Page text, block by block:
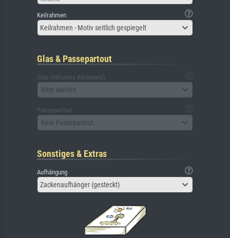
Keilrahmen
Keilrahmen - Motiv seitlich gespiegelt
Glas & Passepartout
Glas (inklusive Rückwand)
Bitte wählen
Passepartout
Kein Passepartout
Sonstiges & Extras
Aufhängung
Zackenaufhänger (gesteckt)